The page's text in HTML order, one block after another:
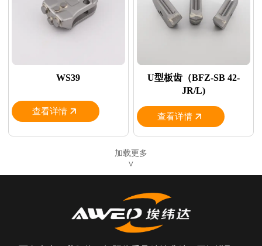
WS39
查看详情
U型板齿（BFZ-SB 42-
JR/L)
查看详情
加载更多
∨